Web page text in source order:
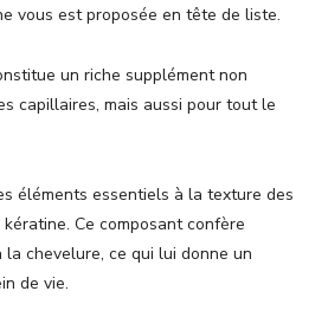
vous est proposée en tête de liste.
un riche supplément non
capillaires, mais aussi pour tout le
éléments essentiels à la texture des
Ce composant confère
chevelure, ce qui lui donne un
de vie.